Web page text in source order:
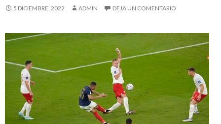
5 DICIEMBRE, 2022 ADMIN DEJA UN COMENTARIO